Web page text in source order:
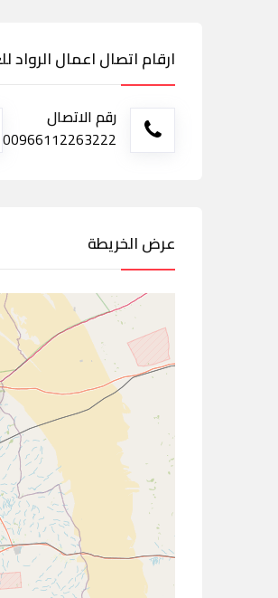
ارقام اتصال اعمال الرواد
رقم الاتصال
00966112263222
عرض الخريطة